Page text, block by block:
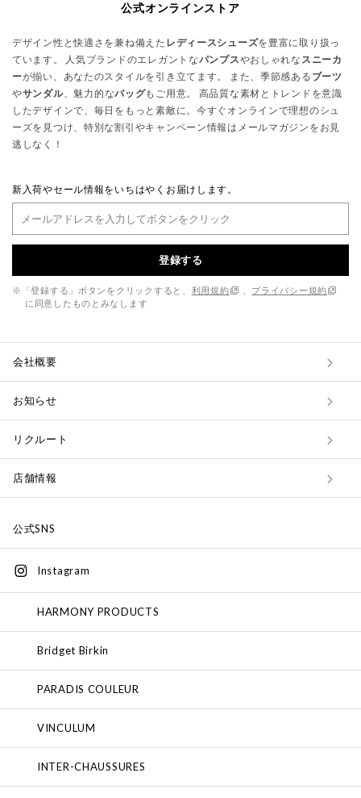
公式オンラインストア
デザイン性と快適さを兼ね備えた レディースシューズを豊富に取り扱っ
ています。 人気ブランドのエレガントなパンプスやおしゃれな スニーカ
ーが揃い、あなたのスタイルを引き立てます。 また、季節感ある ブーツ
やサンダル、魅力的なバッグもご用意。 高品質な素材とトレンドを意識
したデザインで、毎日をもっと素敵に。今すぐオンラインで理想のシュ
ーズを見つけ、特別な割引やキャンペーン情報はメールマガジンをお見
逃しなく！
新入荷やセール情報をいちはやくお届けします。
登録する
※「登録する」ボタンをクリックすると、 利用規約
プライバシー規約
に同意したものとみなします
会社概要
お知らせ
リクルート
店舗情報
公式SNS
Instagram
HARMONY PRODUCTS
Bridget Birkin
PARADIS COULEUR
VINCULUM
INTER-CHAUSSURES